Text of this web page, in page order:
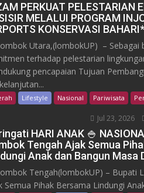
PERKUAT PELESTARIAN
MELALUI PROGRAM
KONSERVASI BAHARI*
Utara,(lombokUP) – Sebagai
terhadap pelestarian
pencapaian Tujuan
Lifestyle Nasional Pariwisata
Jul 23, 2026
HARI ANAK 🍚
Tengah Ajak Semua
Anak dan Bangun Masa
Tengah(lombokUP) – Bupati
Semua Pihak Bersama Lindungi